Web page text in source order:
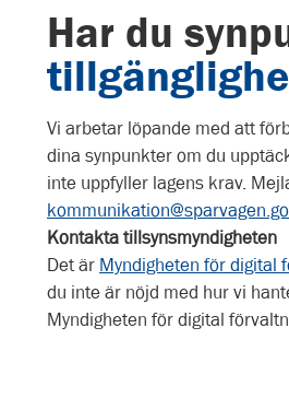
Har du
Vi arbetar löpande med att
dina synpunkter om du
inte uppfyller lagens krav.
Kontakta tillsynsmyndigheten
Det är Myndigheten för digital
du inte är nöjd med hur vi
Myndigheten för digital